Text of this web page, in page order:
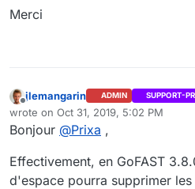
Merci
Offline
jlemangarin ADMIN SUPPORT-
wrote on Oct 31, 2019, 5:02 PM
last edited by jlemangarinOct 31,
Bonjour @Prixa ,
Effectivement, en GoFAST
d'espace pourra supprimer